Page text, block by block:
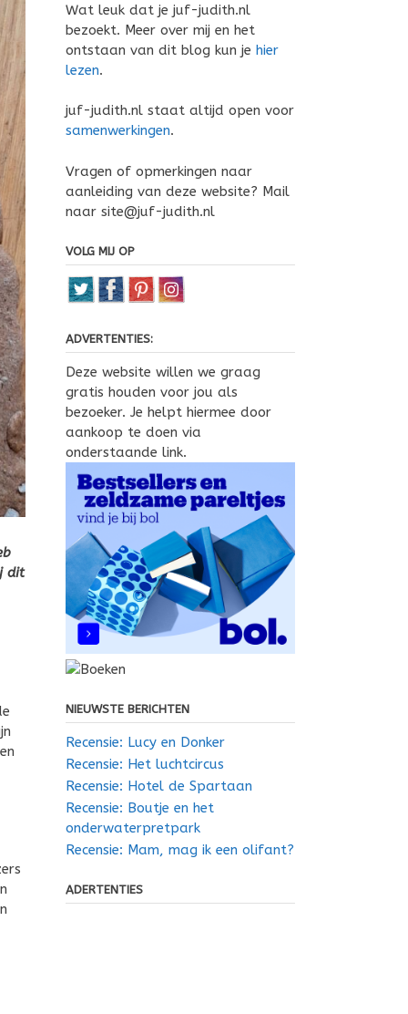
dit
Wat leuk dat je juf-judith.nl
bezoekt. Meer over mij en het
ontstaan van dit blog kun je hier
lezen.
juf-judith.nl staat altijd open voor
samenwerkingen.
Vragen of opmerkingen naar
aanleiding van deze website? Mail
naar site@juf-judith.nl
VOLG MIJ OP
ADVERTENTIES:
Deze website willen we graag
gratis houden voor jou als
bezoeker. Je helpt hiermee door
aankoop te doen via
onderstaande link.
NIEUWSTE BERICHTEN
Recensie: Lucy en Donker
Recensie: Het luchtcircus
Recensie: Hotel de Spartaan
Recensie: Boutje en het
onderwaterpretpark
Recensie: Mam, mag ik een olifant?
ADERTENTIES